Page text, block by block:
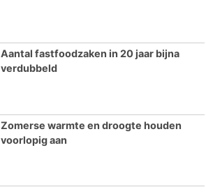
Aantal fastfoodzaken in 20 jaar bijna
verdubbeld
Zomerse warmte en droogte houden
voorlopig aan